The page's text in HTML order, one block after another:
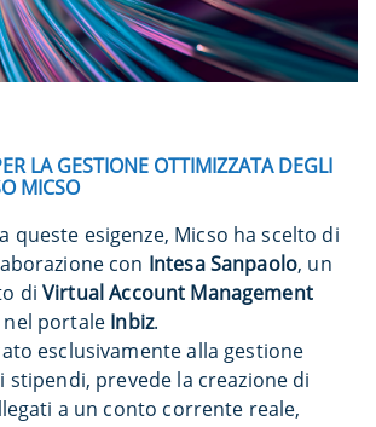
LA GESTIONE OTTIMIZZATA DEGLI
MICSO
queste esigenze, Micso ha scelto di
con Intesa Sanpaolo, un
di Virtual Account Management
portale Inbiz.
esclusivamente alla gestione
stipendi, prevede la creazione di
a un conto corrente reale,